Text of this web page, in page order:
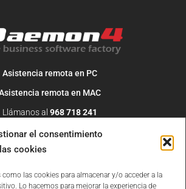
el consentimiento
cookies
las cookies para almacenar y/o acceder a la
Lo hacemos para mejorar la experiencia de
Asistencia remota en PC
remota en MAC
Llámanos al 968 718 241